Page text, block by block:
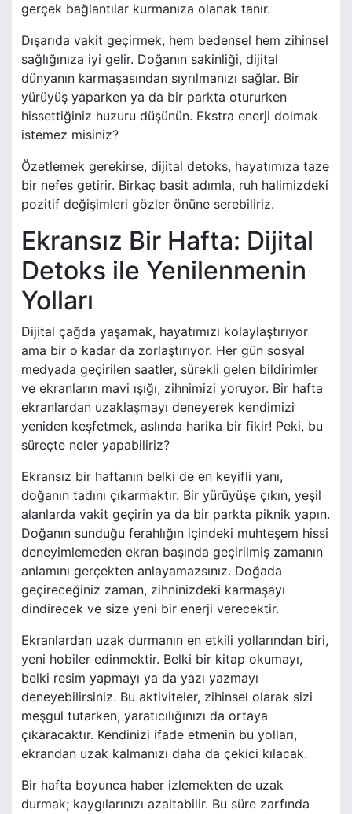
gerçek bağlantılar kurmanıza olanak tanır.
Dışarıda vakit geçirmek, hem bedensel hem zihinsel
sağlığınıza iyi gelir. Doğanın sakinliği, dijital
dünyanın karmaşasından sıyrılmanızı sağlar. Bir
yürüyüş yaparken ya da bir parkta otururken
hissettiğiniz huzuru düşünün. Ekstra enerji dolmak
istemez misiniz?
Özetlemek gerekirse, dijital detoks, hayatımıza taze
bir nefes getirir. Birkaç basit adımla, ruh halimizdeki
pozitif değişimleri gözler önüne serebiliriz.
Ekransız Bir Hafta: Dijital
Detoks ile Yenilenmenin
Yolları
Dijital çağda yaşamak, hayatımızı kolaylaştırıyor
ama bir o kadar da zorlaştırıyor. Her gün sosyal
medyada geçirilen saatler, sürekli gelen bildirimler
ve ekranların mavi ışığı, zihnimizi yoruyor. Bir hafta
ekranlardan uzaklaşmayı deneyerek kendimizi
yeniden keşfetmek, aslında harika bir fikir! Peki, bu
süreçte neler yapabiliriz?
Ekransız bir haftanın belki de en keyifli yanı,
doğanın tadını çıkarmaktır. Bir yürüyüşe çıkın, yeşil
alanlarda vakit geçirin ya da bir parkta piknik yapın.
Doğanın sunduğu ferahlığın içindeki muhteşem hissi
deneyimlemeden ekran başında geçirilmiş zamanın
anlamını gerçekten anlayamazsınız. Doğada
geçireceğiniz zaman, zihninizdeki karmaşayı
dindirecek ve size yeni bir enerji verecektir.
Ekranlardan uzak durmanın en etkili yollarından biri,
yeni hobiler edinmektir. Belki bir kitap okumayı,
belki resim yapmayı ya da yazı yazmayı
deneyebilirsiniz. Bu aktiviteler, zihinsel olarak sizi
meşgul tutarken, yaratıcılığınızı da ortaya
çıkaracaktır. Kendinizi ifade etmenin bu yolları,
ekrandan uzak kalmanızı daha da çekici kılacak.
Bir hafta boyunca haber izlemekten de uzak
durmak; kaygılarınızı azaltabilir. Bu süre zarfında